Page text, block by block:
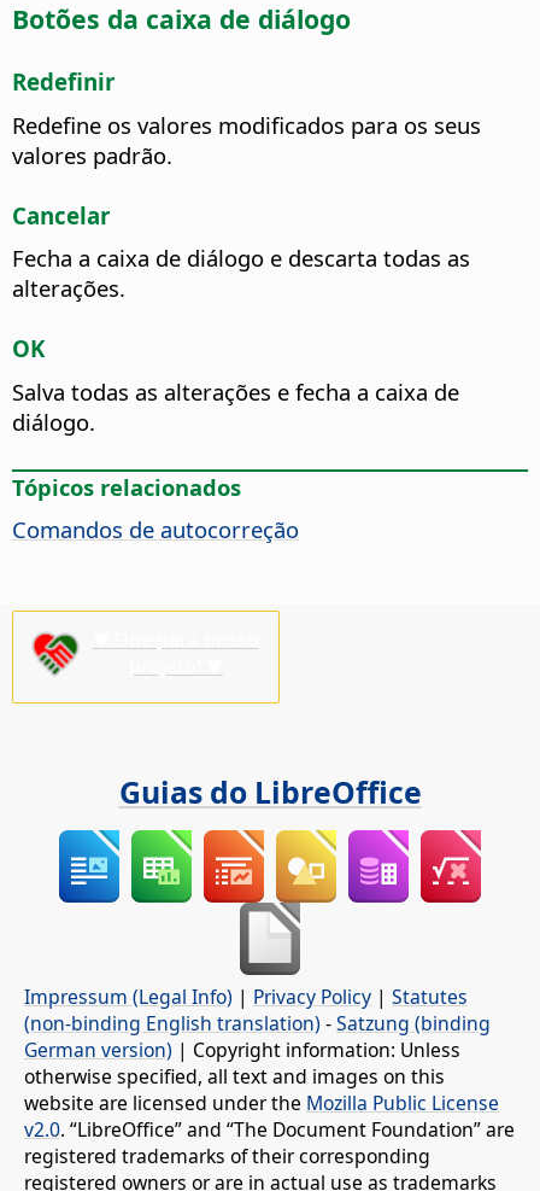
Botões da caixa de diálogo
Redefinir
Redefine os valores modificados para os seus
valores padrão.
Cancelar
Fecha a caixa de diálogo e descarta todas as
alterações.
OK
Salva todas as alterações e fecha a caixa de
diálogo.
Tópicos relacionados
Comandos de autocorreção
Guias do LibreOffice
Impressum (Legal Info) | Privacy Policy | Statutes
(non-binding English translation) -Satzung (binding
German version) | Copyright information: Unless
otherwise specified, all text and images on this
website are licensed under the Mozilla Public License
v2.0. “LibreOffice” and “The Document Foundation” are
registered trademarks of their corresponding
registered owners or are in actual use as trademarks